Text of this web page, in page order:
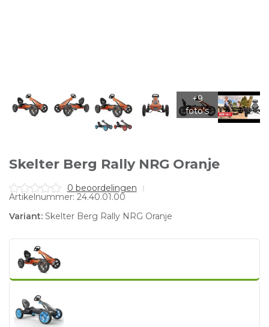
Skelter Berg Rally NRG Oranje
0 beoordelingen
Artikelnummer: 24.40.01.00
Variant: Skelter Berg Rally NRG Oranje